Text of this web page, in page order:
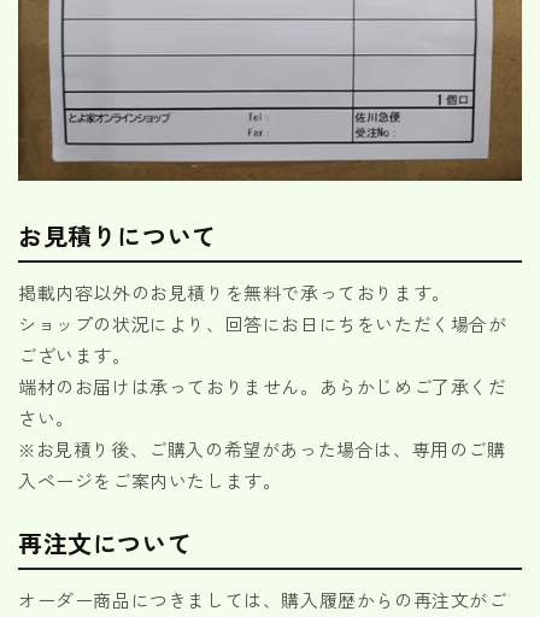
お見積りについて
掲載内容以外のお見積りを無料で承っております。
ショップの状況により、回答にお日にちをいただく場合が
ございます。
端材のお届けは承っておりません。あらかじめご了承くだ
さい。
※お見積り後、ご購入の希望があった場合は、専用のご購
入ページをご案内いたします。
再注文について
オーダー商品につきましては、購入履歴からの再注文がご